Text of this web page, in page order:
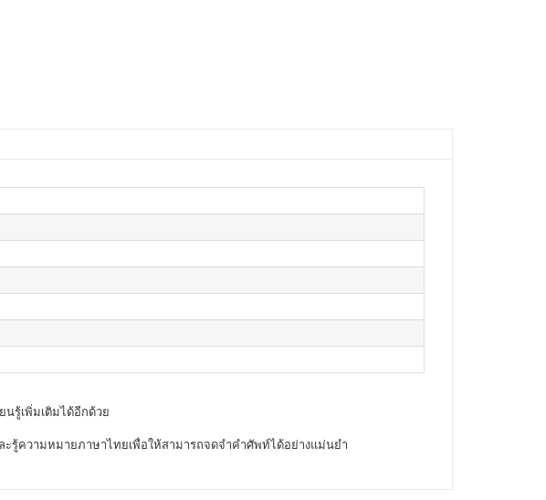
นรู้เพิ่มเติมได้อีกด้วย
รู้ความหมายภาษาไทยเพื่อให้สามารถจดจำคำศัพท์ได้อย่างแม่นยำ